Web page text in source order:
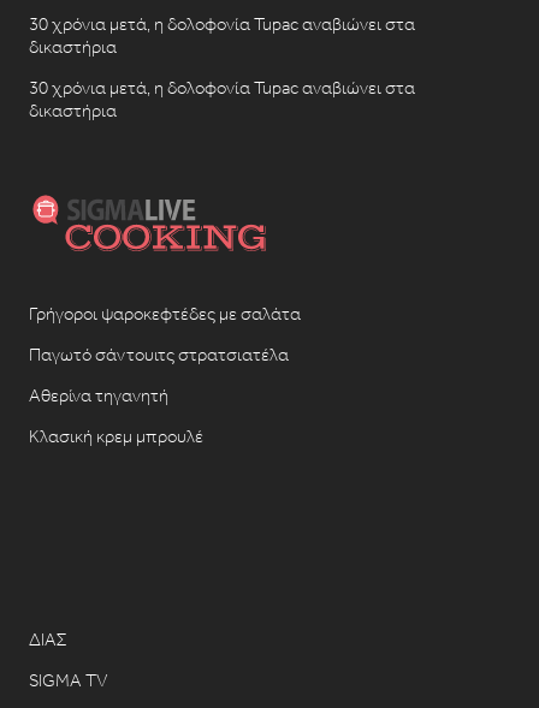
30 χρόνια μετά, η δολοφονία Tupac αναβιώνει στα
δικαστήρια
30 χρόνια μετά, η δολοφονία Tupac αναβιώνει στα
δικαστήρια
Γρήγοροι ψαροκεφτέδες με σαλάτα
Παγωτό σάντουιτς στρατσιατέλα
Αθερίνα τηγανητή
Κλασική κρεμ μπρουλέ
ΔΙΑΣ
SIGMA TV